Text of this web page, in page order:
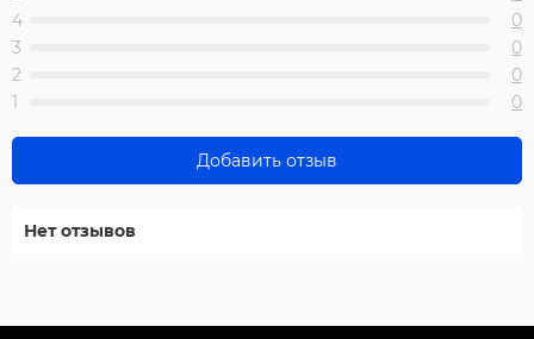
4
0
3
0
2
0
1
0
Добавить отзыв
Нет отзывов